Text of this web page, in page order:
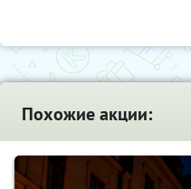
Похожие акции: